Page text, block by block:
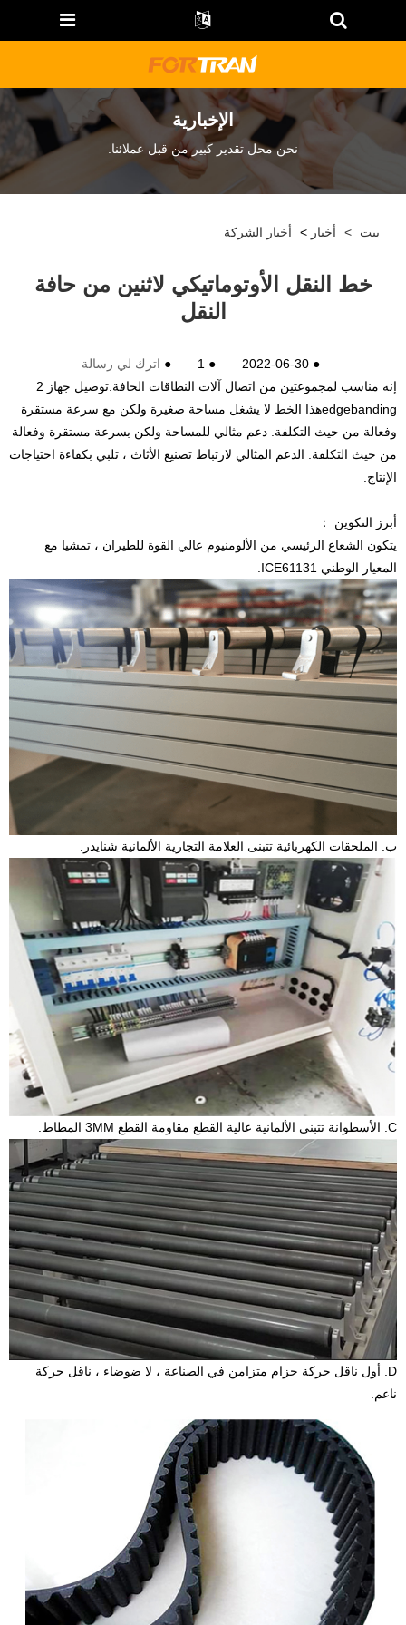
الإخبارية
نحن محل تقدير كبير من قبل عملائنا.
بيت > أخبار > أخبار الشركة
خط النقل الأوتوماتيكي لاثنين من حافة
النقل
●
2022-06-30
●
1
● اترك لي رسالة
إنه مناسب لمجموعتين من اتصال آلات النطاقات الحافة.
توصيل جهاز 2
edgebandingهذا الخط لا يشغل مساحة صغيرة ولكن مع سرعة مستقرة
وفعالة من حيث التكلفة. دعم مثالي للمساحة ولكن بسرعة مستقرة وفعالة
من حيث التكلفة. الدعم المثالي لارتباط تصنيع الأثاث ، تلبي بكفاءة احتياجات
الإنتاج.
أبرز التكوين ：
يتكون الشعاع الرئيسي من الألومنيوم عالي القوة للطيران ، تمشيا مع
المعيار الوطني ICE61131.
ب. الملحقات الكهربائية تتبنى العلامة التجارية الألمانية شنايدر.
C. الأسطوانة تتبنى الألمانية عالية القطع مقاومة القطع 3MM المطاط.
D. أول ناقل حركة حزام متزامن في الصناعة ، لا ضوضاء ، ناقل حركة
ناعم.